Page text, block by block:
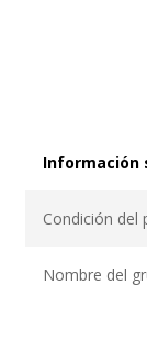
Información
Condición del
Nombre del